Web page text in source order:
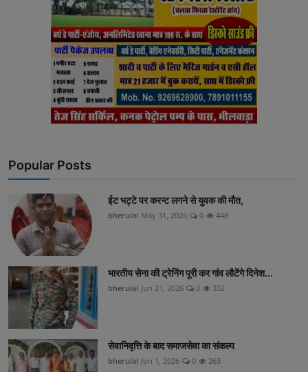
Popular Posts
ईट भट्टे पर करन्ट लगने से युवक की मौत,
bherulal May 31, 2026 0 448
भारतीय सेना की ट्रेनिंग पूरी कर गांव लौटेंगे दिनेश...
bherulal Jun 21, 2026 0 332
सेवानिवृत्ति के बाद समाजसेवा का संकल्प
bherulal Jun 1, 2026 0 263